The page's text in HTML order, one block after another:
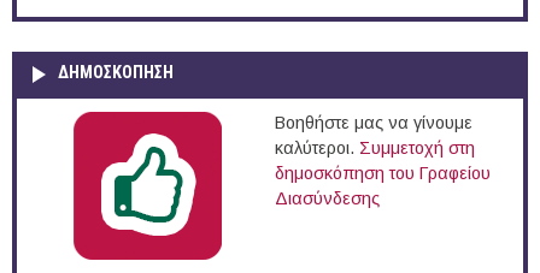
ΔΗΜΟΣΚΌΠΗΣΗ
Βοηθήστε μας να γίνουμε
καλύτεροι. Συμμετοχή στη
δημοσκόπηση του Γραφείου
Διασύνδεσης